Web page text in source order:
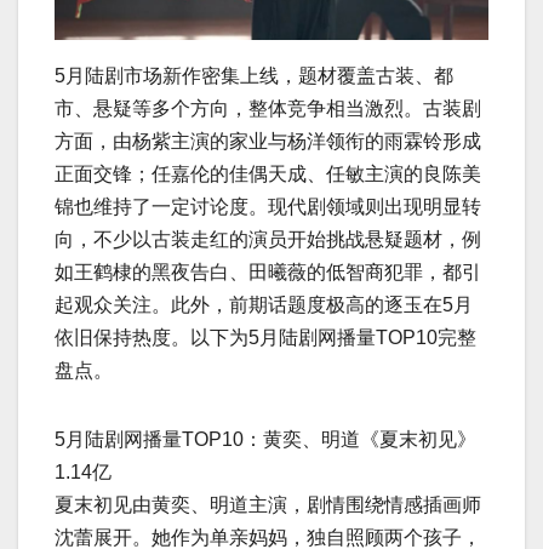
5月陆剧市场新作密集上线，题材覆盖古装、都
市、悬疑等多个方向，整体竞争相当激烈。古装剧
方面，由杨紫主演的家业与杨洋领衔的雨霖铃形成
正面交锋；任嘉伦的佳偶天成、任敏主演的良陈美
锦也维持了一定讨论度。现代剧领域则出现明显转
向，不少以古装走红的演员开始挑战悬疑题材，例
如王鹤棣的黑夜告白、田曦薇的低智商犯罪，都引
起观众关注。此外，前期话题度极高的逐玉在5月
依旧保持热度。以下为5月陆剧网播量TOP10完整
盘点。
5月陆剧网播量TOP10：黄奕、明道《夏末初见》
1.14亿
夏末初见由黄奕、明道主演，剧情围绕情感插画师
沈蕾展开。她作为单亲妈妈，独自照顾两个孩子，